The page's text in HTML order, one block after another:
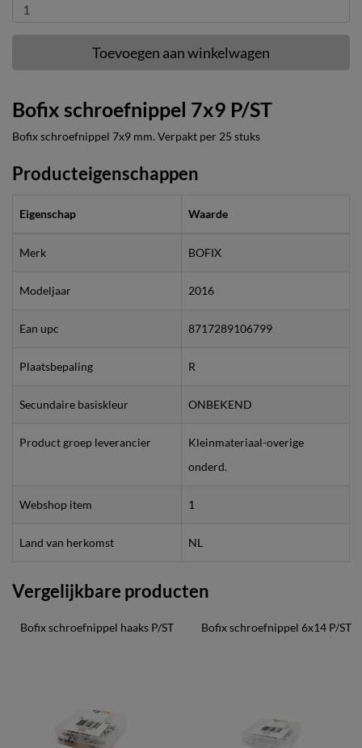
Toevoegen aan winkelwagen
Bofix schroefnippel 7x9 P/ST
Bofix schroefnippel 7x9 mm. Verpakt per 25 stuks
Producteigenschappen
Eigenschap Waarde
Merk BOFIX
Modeljaar 2016
Ean upc 8717289106799
Plaatsbepaling R
Secundaire basiskleur ONBEKEND
Product groep leverancier
Kleinmateriaal-overige
onderd.
Webshop item 1
Land van herkomst NL
Vergelijkbare producten
Bofix schroefnippel haaks P/ST Bofix schroefnippel 6x14 P/ST